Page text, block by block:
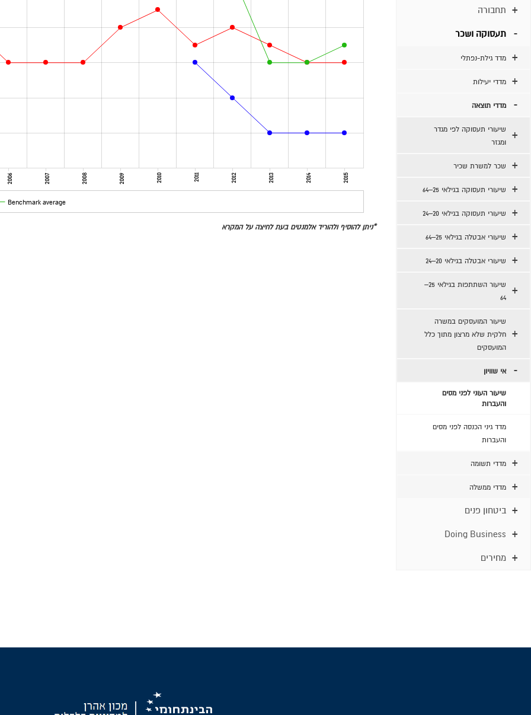
תחבורה
תעסוקה ושכר
מדד גילת-נפתלי
מדדי יעילות
מדדי תוצאה
שיעורי תעסוקה לפי מגדר
ומגזר
שכר למשרת שכיר
שיעורי תעסוקה בגילאי 25–64
שיעורי תעסוקה בגילאי 20–24
שיעורי אבטלה בגילאי 25–64
שיעורי אבטלה בגילאי 20–24
שיעור השתתפות בגילאי 25–
64
שיעור המועסקים במשרה
חלקית שלא מרצון מתוך כלל
המועסקים
אי שוויון
שיעור העוני לפני מסים
והעברות
מדד גיני הכנסה לפני מסים
והעברות
מדדי תשומה
מדדי ממשלה
ביטחון פנים
Doing Business
מחירים
2006 2007 2008 2009 2010 2011 2012 2013 2014 2015
Benchmark average
*ניתן להוסיף ולהוריד אלמנטים בעת לחיצה על המקרא